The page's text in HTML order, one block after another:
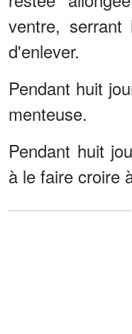
ventre, serrant
d'enlever.
Pendant huit
menteuse.
Pendant huit
à le faire croire